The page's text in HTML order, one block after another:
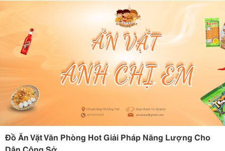
Đồ Ăn Vặt Văn Phòng Hot Giải Pháp Năng Lượng Cho